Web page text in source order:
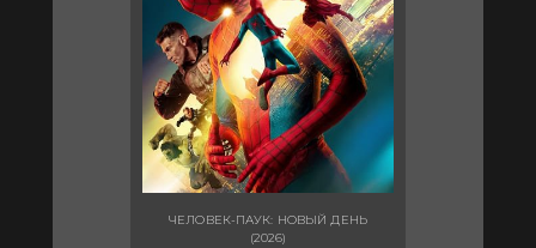
ЧЕЛОВЕК-ПАУК: НОВЫЙ ДЕНЬ
(2026)